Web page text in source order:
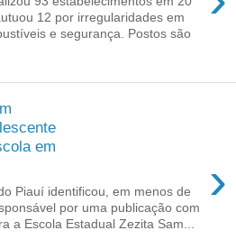
12 por irregularidades em
e segurança. Postos são
em
›
Piauí identificou, em menos de
por uma publicação com
a Escola Estadual Zezita Sam...